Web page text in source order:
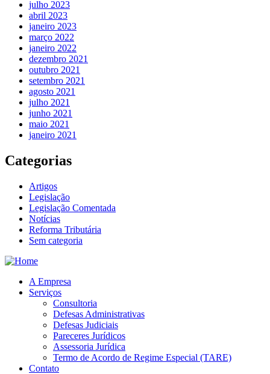
julho 2023
abril 2023
janeiro 2023
março 2022
janeiro 2022
dezembro 2021
outubro 2021
setembro 2021
agosto 2021
julho 2021
junho 2021
maio 2021
janeiro 2021
Categorias
Artigos
Legislação
Legislação Comentada
Notícias
Reforma Tributária
Sem categoria
A Empresa
Serviços
Consultoria
Defesas Administrativas
Defesas Judiciais
Pareceres Jurídicos
Assessoria Jurídica
Termo de Acordo de Regime Especial (TARE)
Contato